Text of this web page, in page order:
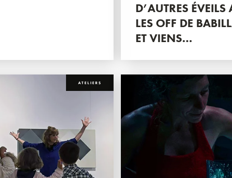
D’AUTRES
LES OFF DE
ET VIENS…
ATELIERS